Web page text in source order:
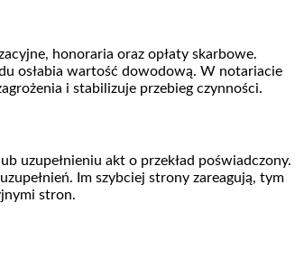
honoraria oraz opłaty skarbowe.
osłabia wartość dowodową. W notariacie
i stabilizuje przebieg czynności.
uzupełnieniu akt o przekład poświadczony.
Im szybciej strony zareagują, tym
stron.